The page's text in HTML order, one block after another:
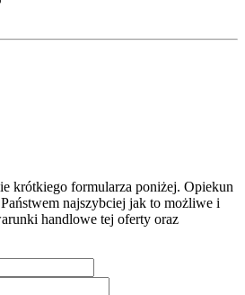
krótkiego formularza poniżej. Opiekun
najszybciej jak to możliwe i
handlowe tej oferty oraz